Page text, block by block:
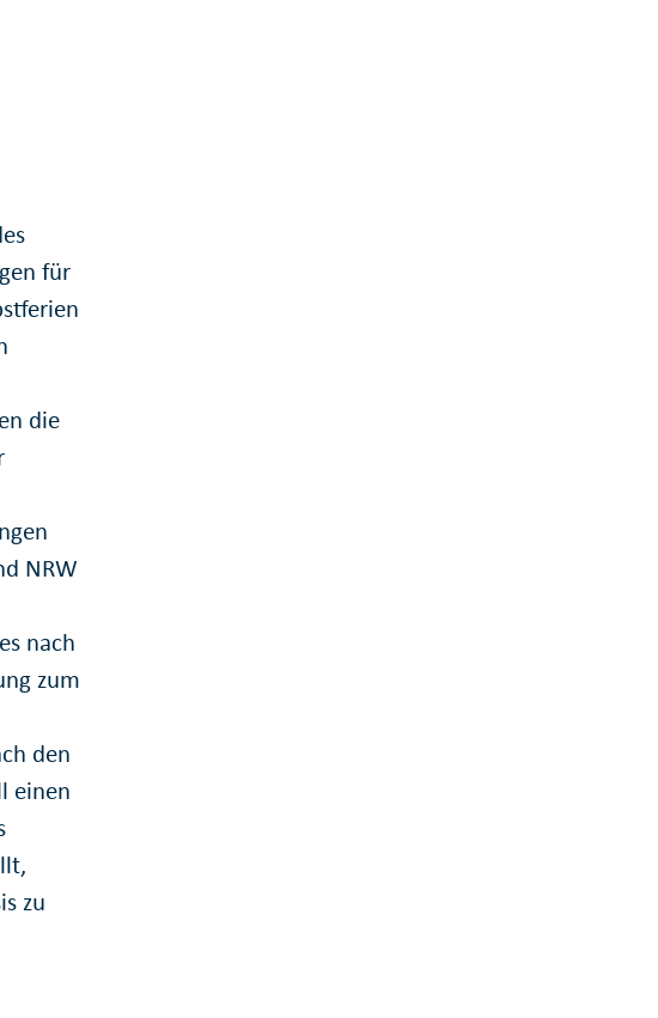
für
die
NRW
nach
zum
den
einen
zu